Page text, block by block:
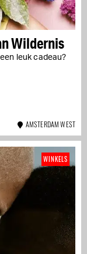
Wildernis
leuk cadeau?
AMSTERDAM WEST
WINKELS